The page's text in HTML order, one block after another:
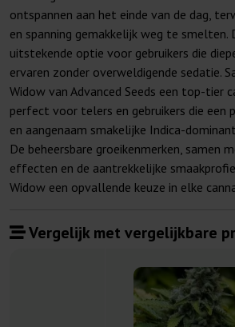
ontspannen aan het einde van de dag,
en spanning gemakkelijk weg te smelten.
uitstekende optie voor gebruikers die
ervaren zonder overweldigende sedatie.
Widow van Advanced Seeds een top-tier
perfect voor telers en gebruikers die een
en aangenaam smakelijke Indica-
De beheersbare groeikenmerken, samen
effecten en de aantrekkelijke
Widow een opvallende keuze in elke
Vergelijk met vergelijkbare